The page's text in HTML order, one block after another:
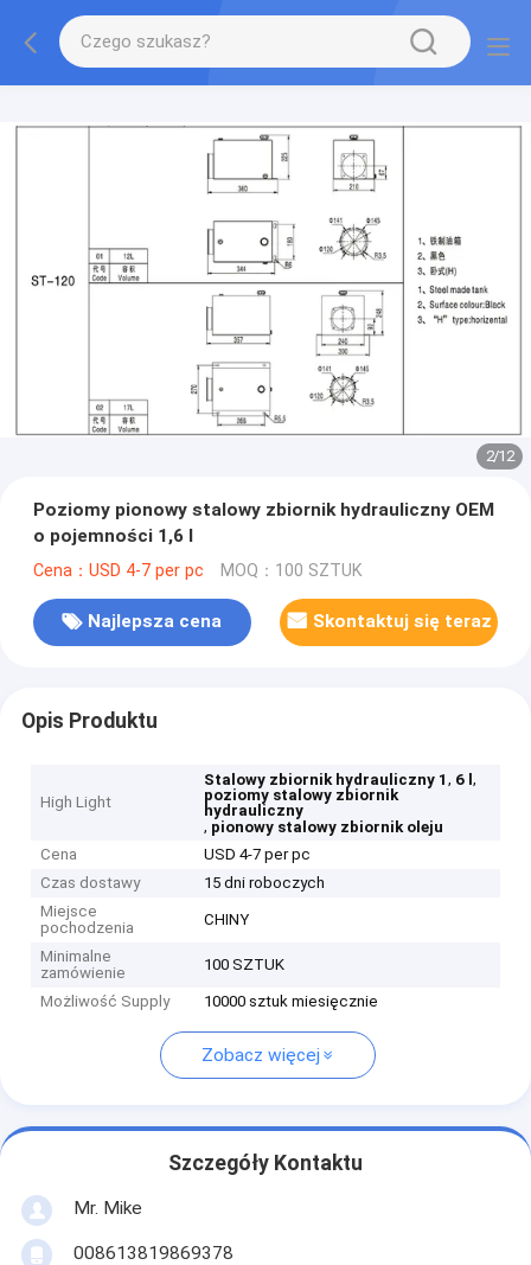
2/12
Poziomy pionowy stalowy zbiornik hydrauliczny OEM
o pojemności 1,6 l
Cena：USD 4-7 per pc MOQ：100 SZTUK
Najlepsza cena Skontaktuj się teraz
Opis Produktu
High Light
Stalowy zbiornik hydrauliczny 1, 6 l,
poziomy stalowy zbiornik
hydrauliczny
, pionowy stalowy zbiornik oleju
Cena
USD 4-7 per pc
Czas dostawy
15 dni roboczych
Miejsce
pochodzenia
CHINY
Minimalne
zamówienie
100 SZTUK
Możliwość Supply 10000 sztuk miesięcznie
Zobacz więcej
Szczegóły Kontaktu
Mr. Mike
008613819869378